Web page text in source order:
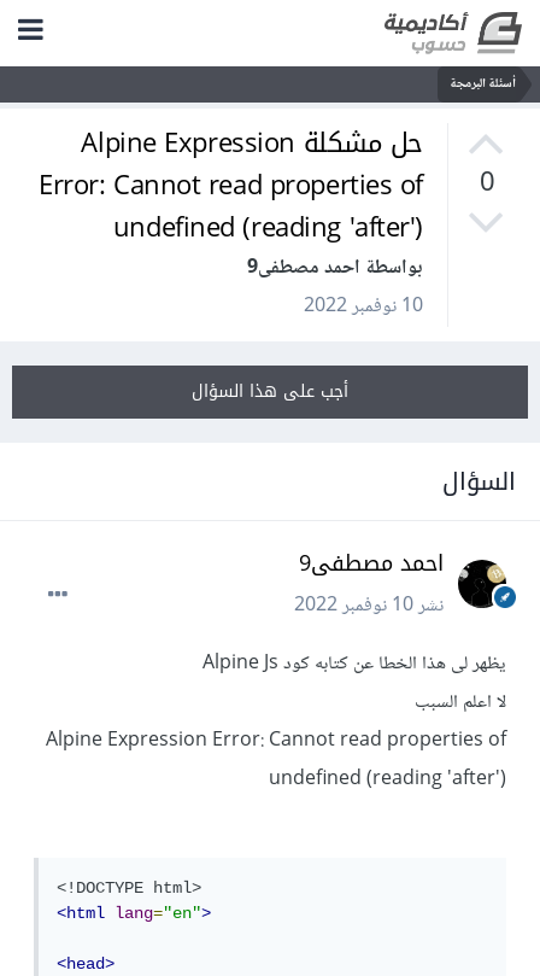
أسئلة البرمجة
0
حل مشكلة Alpine Expression
Error: Cannot read properties of
undefined (reading 'after')
بواسطة احمد مصطفى9
10 نوفمبر 2022
أجب على هذا السؤال
السؤال
احمد مصطفى9
نشر10 نوفمبر 2022
يظهر لى هذا الخطا عن كتابه كود Alpine Js
لا اعلم السبب
Alpine Expression Error: Cannot read properties of
undefined (reading 'after')
<!DOCTYPE html>
<html
lang="en">
<head>